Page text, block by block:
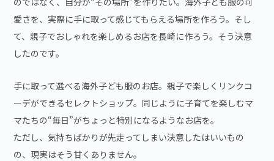
愛さを、実際に手に取って感じてもらえる場所を作ろう。そし
て、親子でおしゃれを楽しめるお店を長崎に作ろう。そう決意
したのです。
手に取って選べる海外子ども服のお店。親子で楽しくリンクコ
ーデができるセレクトショップ。同じように子育てを楽しむマ
マたちの“毎日”がちょっと特別になるようなお店を。
ただし、気持ちばかりが先走ってしまい決意したはいいもの
の、現実はそう甘くありません。